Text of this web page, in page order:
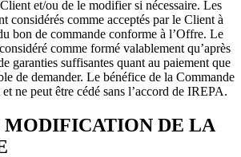
et/ou de le modifier si nécessaire. Les
considérés comme acceptés par le Client à
bon de commande conforme à l’Offre. Le
comme formé valablement qu’après
garanties suffisantes quant au paiement que
de demander. Le bénéfice de la Commande
ne peut être cédé sans l’accord de IREPA.
DE LA